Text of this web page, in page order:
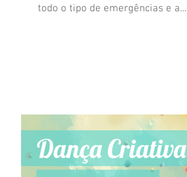
todo o tipo de emergências e a...